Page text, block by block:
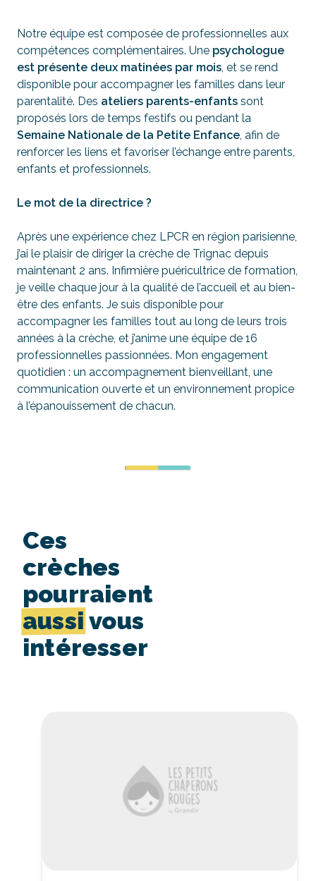
Notre équipe est composée de professionnelles aux
compétences complémentaires. Une psychologue
est présente deux matinées par mois , et se rend
disponible pour accompagner les familles dans leur
parentalité. Des ateliers parents-enfants sont
proposés lors de temps festifs ou pendant la
Semaine Nationale de la Petite Enfance , afin de
renforcer les liens et favoriser l’échange entre parents,
enfants et professionnels.
Le mot de la directrice ?
Après une expérience chez LPCR en région parisienne,
j’ai le plaisir de diriger la crèche de Trignac depuis
maintenant 2 ans. Infirmière puéricultrice de formation,
je veille chaque jour à la qualité de l’accueil et au bien-
être des enfants. Je suis disponible pour
accompagner les familles tout au long de leurs trois
années à la crèche, et j’anime une équipe de 16
professionnelles passionnées. Mon engagement
quotidien : un accompagnement bienveillant, une
communication ouverte et un environnement propice
à l’épanouissement de chacun.
Ces
crèches
pourraient
aussi vous
intéresser